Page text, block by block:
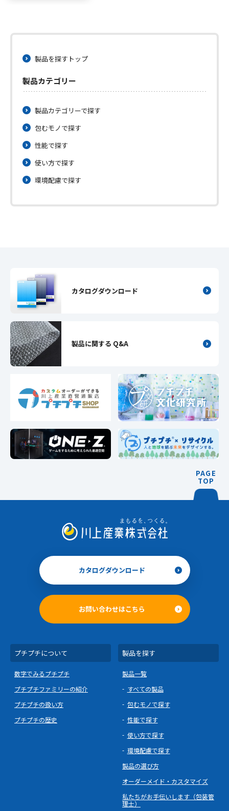
製品を探すトップ
製品カテゴリー
製品カテゴリーで探す
包むモノで探す
性能で探す
使い方で探す
環境配慮で探す
カタログダウンロード
製品に関する Q&A
PAGE
TOP
カタログダウンロード
お問い合わせはこちら
プチプチについて
数字でみるプチプチ
プチプチファミリーの紹介
プチプチの扱い方
プチプチの歴史
製品を探す
製品一覧
すべての製品
包むモノで探す
性能で探す
使い方で探す
環境配慮で探す
製品の選び方
オーダーメイド・カスタマイズ
私たちがお手伝いします（包装管
理士）